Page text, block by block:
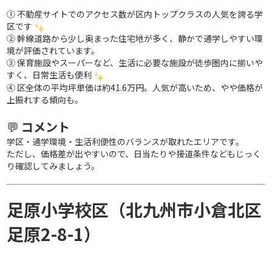
① 不動産サイトでのアクセス数が区内トップクラスの人気を誇る学
区です
② 幹線道路から少し奥まった住宅地が多く、静かで通学しやすい環
境が評価されています。
③ 保育施設やスーパーなど、生活に必要な施設が徒歩圏内に揃いや
すく、日常生活も便利
④ 区全体の平均坪単価は約41.6万円。人気が高いため、やや価格が
上振れする傾向も。
💬 コメント
学区・通学環境・生活利便性のバランスが取れたエリアです。
ただし、価格差が出やすいので、日当たりや接道条件などもじっく
り確認してみましょう。
足原小学校区（北九州市小倉北区
足原2-8-1）